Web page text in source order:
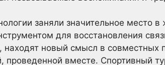
заняли значительное место
для восстановления
новый смысл в совместных
вместе. Спортивный